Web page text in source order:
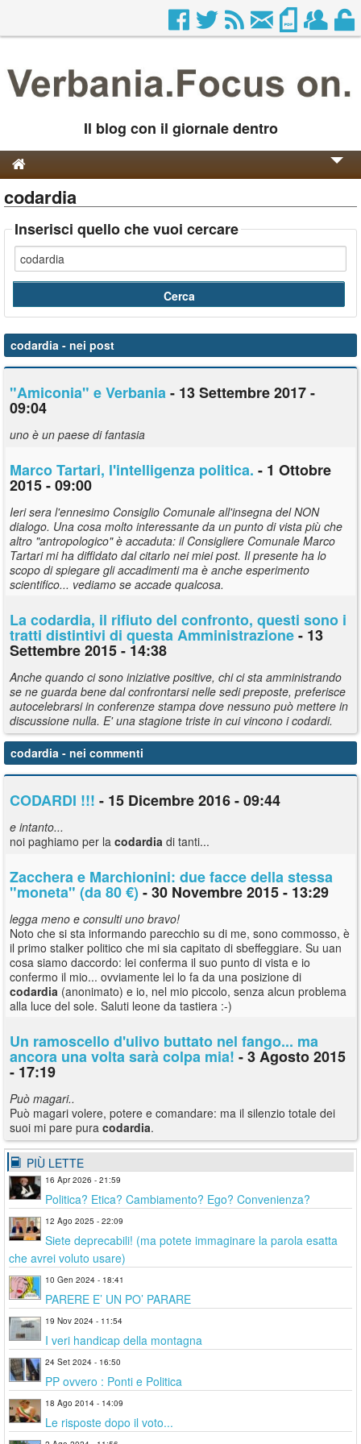
Il blog con il giornale dentro
Genesi e Storia
Contatti
codardia
Inserisci quello che vuoi cercare
codardia - nei post
"Amiconia" e Verbania- 13 Settembre 2017 -
09:04
uno è un paese di fantasia
Marco Tartari, l'intelligenza politica. - 1 Ottobre
2015 - 09:00
Ieri sera l'ennesimo Consiglio Comunale all'insegna del NON
dialogo. Una cosa molto interessante da un punto di vista più che
altro "antropologico" è accaduta: il Consigliere Comunale Marco
Tartari mi ha diffidato dal citarlo nei miei post. Il presente ha lo
scopo di spiegare gli accadimenti ma è anche esperimento
scientifico... vediamo se accade qualcosa.
Lacodardia, il rifiuto del confronto, questi sono i
tratti distintivi di questa Amministrazione- 13
Settembre 2015 - 14:38
Anche quando ci sono iniziative positive, chi ci sta amministrando
se ne guarda bene dal confrontarsi nelle sedi preposte, preferisce
autocelebrarsi in conferenze stampa dove nessuno può mettere in
discussione nulla. E' una stagione triste in cui vincono i codardi.
codardia - nei commenti
CODARDI !!! - 15 Dicembre 2016 - 09:44
e intanto...
noi paghiamo per la codardia di tanti...
Zacchera e Marchionini: due facce della stessa
"moneta" (da 80 €) - 30 Novembre 2015 - 13:29
legga meno e consulti uno bravo!
Noto che si sta informando parecchio su di me, sono commosso, è
il primo stalker politico che mi sia capitato di sbeffeggiare. Su uan
cosa siamo daccordo: lei conferma il suo punto di vista e io
confermo il mio... ovviamente lei lo fa da una posizione di
codardia (anonimato) e io, nel mio piccolo, senza alcun problema
alla luce del sole. Saluti leone da tastiera :-)
Un ramoscello d'ulivo buttato nel fango... ma
ancora una volta sarà colpa mia! - 3 Agosto 2015
- 17:19
Può magari..
Può magari volere, potere e comandare: ma il silenzio totale dei
suoi mi pare pura codardia.
PIÙ LETTE
16 Apr 2026 - 21:59
Politica? Etica? Cambiamento? Ego? Convenienza?
12 Ago 2025 - 22:09
Siete deprecabili! (ma potete immaginare la parola esatta
che avrei voluto usare)
10 Gen 2024 - 18:41
PARERE E’ UN PO’ PARARE
19 Nov 2024 - 11:54
I veri handicap della montagna
24 Set 2024 - 16:50
PP ovvero : Ponti e Politica
18 Ago 2014 - 14:09
Le risposte dopo il voto...